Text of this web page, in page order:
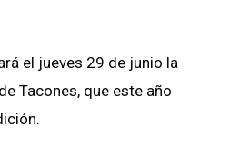
el jueves 29 de junio la
Tacones, que este año